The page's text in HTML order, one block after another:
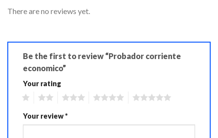
There are no reviews yet.
Be the first to review “Probador corriente
economico”
Your rating
Your review*